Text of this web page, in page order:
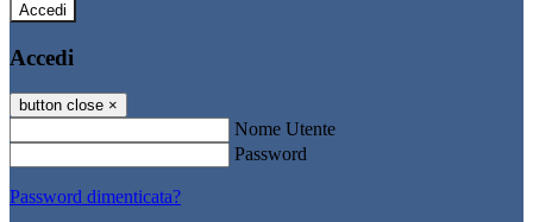
Accedi
Accedi
button close ×
Nome Utente
Password
Password dimenticata?